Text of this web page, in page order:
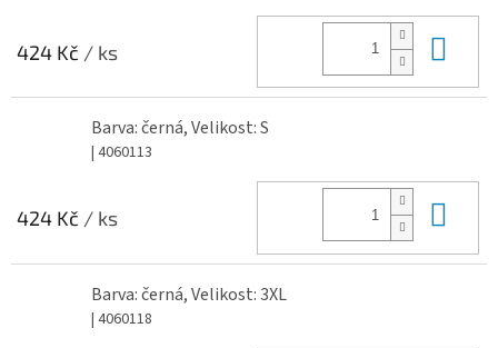
424 Kč / ks
Barva: černá, Velikost: S
| 4060113
424 Kč / ks
Barva: černá, Velikost: 3XL
| 4060118